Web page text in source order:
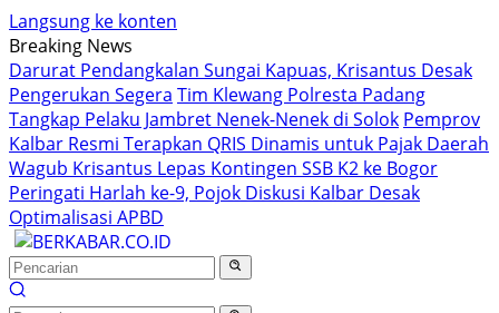
Langsung ke konten
Breaking News
Darurat Pendangkalan Sungai Kapuas, Krisantus Desak
Pengerukan Segera Tim Klewang Polresta Padang
Tangkap Pelaku Jambret Nenek-Nenek di Solok Pemprov
Kalbar Resmi Terapkan QRIS Dinamis untuk Pajak Daerah
Wagub Krisantus Lepas Kontingen SSB K2 ke Bogor
Peringati Harlah ke-9, Pojok Diskusi Kalbar Desak
Optimalisasi APBD